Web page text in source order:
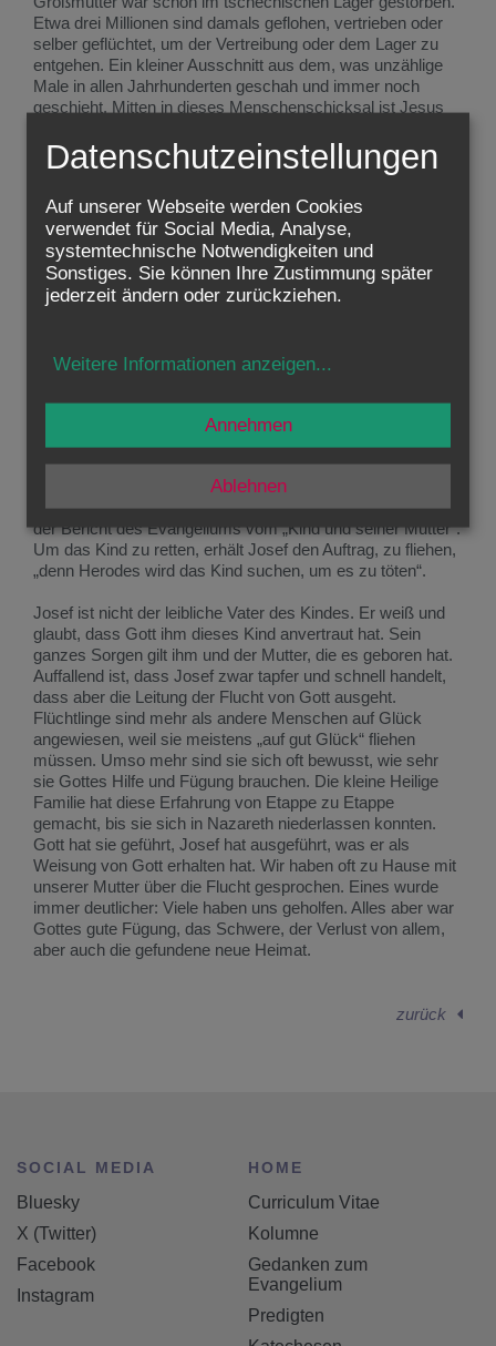
Etwa drei Millionen sind damals geflohen, vertrieben oder
selber geflüchtet, um der Vertreibung oder dem Lager zu
entgehen. Ein kleiner Ausschnitt aus dem, was unzählige
Male in allen Jahrhunderten geschah und immer noch
geschieht. Mitten in dieses Menschenschicksal ist Jesus
Josef hat keinen Moment gezögert: „Da stand Josef auf
Ägypten.“ Warum nach Ägypten? Meine Mutter ist mit uns
beiden nach Österreich geflüchtet. Warum? Weil es dort
Verwandte gab. Das tun die meisten Flüchtlinge bis heute.
Auch weil es in Österreich sicherer war, also mehr
Zukunftschancen. Glücklich die Flüchtlinge, die ein solches
Hatte die Heilige Familie in Ägypten Verwandte? Mag sein.
Sicher war, dass es im Land der Pyramiden jüdische
Gemeinden gab. Es ist ein Segen für die Flüchtlinge, die in
ihrem Zielland Glaubensgeschwister finden, denn der
gemeinsame Glaube schenkt Heimat. Mindestens so
wichtig ist es unter Flüchtenden, dass die Familie
zusammenbleiben kann. Ganz besonders geht es darum,
dass die Kinder nicht verloren gehen. Gleich viermal spricht
der Bericht des Evangeliums vom „Kind und seiner Mutter“.
Um das Kind zu retten, erhält Josef den Auftrag, zu fliehen,
„denn Herodes wird das Kind suchen, um es zu töten“.
Josef ist nicht der leibliche Vater des Kindes. Er weiß und
glaubt, dass Gott ihm dieses Kind anvertraut hat. Sein
ganzes Sorgen gilt ihm und der Mutter, die es geboren hat.
Auffallend ist, dass Josef zwar tapfer und schnell handelt,
dass aber die Leitung der Flucht von Gott ausgeht.
Flüchtlinge sind mehr als andere Menschen auf Glück
angewiesen, weil sie meistens „auf gut Glück“ fliehen
müssen. Umso mehr sind sie sich oft bewusst, wie sehr
sie Gottes Hilfe und Fügung brauchen. Die kleine Heilige
Familie hat diese Erfahrung von Etappe zu Etappe
gemacht, bis sie sich in Nazareth niederlassen konnten.
Gott hat sie geführt, Josef hat ausgeführt, was er als
Weisung von Gott erhalten hat. Wir haben oft zu Hause mit
unserer Mutter über die Flucht gesprochen. Eines wurde
immer deutlicher: Viele haben uns geholfen. Alles aber war
Gottes gute Fügung, das Schwere, der Verlust von allem,
aber auch die gefundene neue Heimat.
zurück
SOCIAL MEDIA
Bluesky
X (Twitter)
Facebook
Instagram
HOME
Curriculum Vitae
Kolumne
Gedanken zum
Evangelium
Predigten
Datenschutzeinstellungen
Auf unserer Webseite werden Cookies
verwendet für Social Media, Analyse,
systemtechnische Notwendigkeiten und
Sonstiges. Sie können Ihre Zustimmung später
jederzeit ändern oder zurückziehen.
Weitere Informationen anzeigen...
Ablehnen
Annehmen